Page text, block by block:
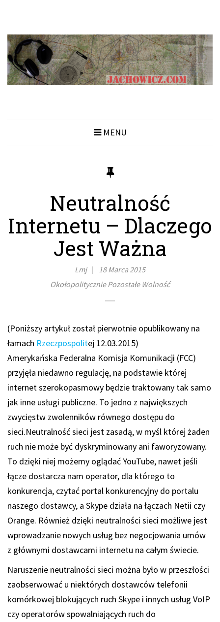
MENU
Neutralność
Internetu – Dlaczego
Jest Ważna
Lmj
18 Marca 2015
Okołopolitycznie Pozostałe Wolność
(Poniższy artykuł został pierwotnie opublikowany na
łamach Rzeczpospolitej 12.03.2015)
Amerykańska Federalna Komisja Komunikacji (FCC)
przyjęła niedawno regulację, na podstawie której
internet szerokopasmowy będzie traktowany tak samo
jak inne usługi publiczne. To jedno z największych
zwycięstw zwolenników równego dostępu do
sieci.Neutralność sieci jest zasadą, w myśl której żaden
ruch nie może być dyskryminowany ani faworyzowany.
To dzięki niej możemy oglądać YouTube, nawet jeśli
łącze dostarcza nam operator, dla którego to
konkurencja, czytać portal konkurencyjny do portalu
naszego dostawcy, a Skype działa na łączach Netii czy
Orange. Również dzięki neutralności sieci możliwe jest
wprowadzanie nowych usług bez negocjowania umów
z głównymi dostawcami internetu na całym świecie.
Naruszenie neutralności sieci można było w przeszłości
zaobserwować u niektórych dostawców telefonii
komórkowej blokujących ruch Skype i innych usług VoIP
czy operatorów spowalniających ruch do